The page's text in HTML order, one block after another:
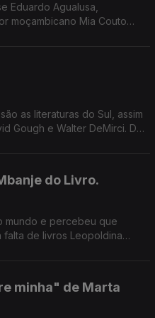
Eduardo Agualusa,
moçambicano Mia Couto
as literaturas do Sul, assim
Gough e Walter DeMirci. Do
do Livro.
mundo e percebeu que
falta de livros Leopoldina
minha" de Marta